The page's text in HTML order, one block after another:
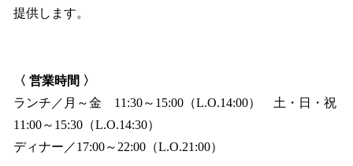
提供します。
〈 営業時間 〉
ランチ／月～金 11:30～15:00（L.O.14:00） 土・日・祝
11:00～15:30（L.O.14:30）
ディナー／17:00～22:00（L.O.21:00）